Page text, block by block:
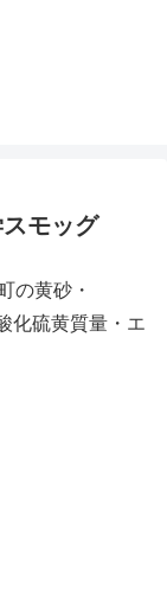
モッグ
の黄砂・
化硫黄質量・エ